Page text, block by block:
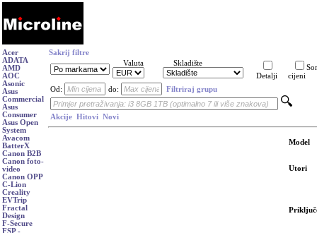
Acer
ADATA
AMD
AOC
Asonic
Asus
Commercial
Asus
Consumer
Asus Open
System
Avacom
BatterX
Canon B2B
Canon foto-
video
Canon OPP
C-Lion
Creality
EVTrip
Fractal
Design
F-Secure
FSP -
Sakrij filtre
Valuta
Skladište
Detalji
cijeni
Od:
do: Filtriraj grupu
Akcije Hitovi Novi
Model
Utori